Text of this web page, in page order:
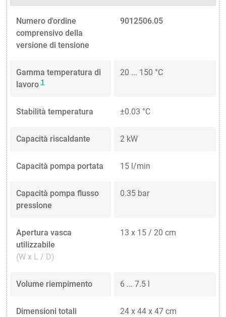
Numero d'ordine
comprensivo della
versione di tensione
9012506.05
Gamma temperatura di
lavoro 1
20 ... 150 °C
Stabilità temperatura ±0.03 °C
Capacità riscaldante 2 kW
Capacità pompa portata 15 l/min
Capacità pompa flusso
pressione
0.35 bar
Apertura vasca
utilizzabile
(W x L / D)
13 x 15 / 20 cm
Volume riempimento 6 ... 7.5 l
Dimensioni totali
24 x 44 x 47 cm